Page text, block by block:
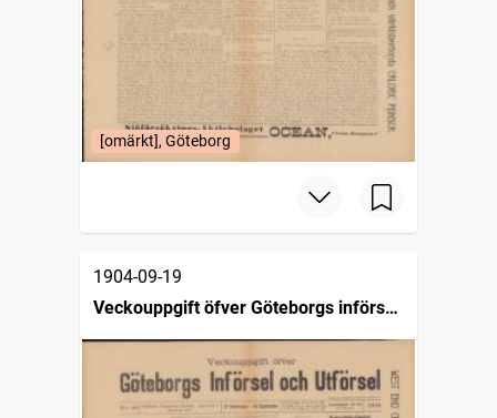
[omärkt], Göteborg
1904-09-19
Veckouppgift öfver Göteborgs införsel
och utförsel